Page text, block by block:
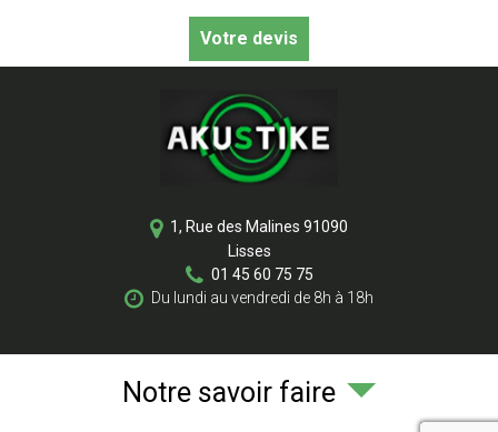
Votre devis
1, Rue des Malines 91090
Lisses
01 45 60 75 75
Du lundi au vendredi de 8h à 18h
Notre savoir faire